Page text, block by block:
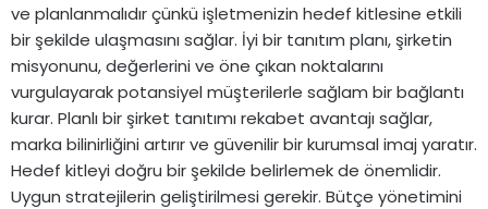
ve planlanmalıdır çünkü işletmenizin hedef kitlesine etkili
bir şekilde ulaşmasını sağlar. İyi bir tanıtım planı, şirketin
misyonunu, değerlerini ve öne çıkan noktalarını
vurgulayarak potansiyel müşterilerle sağlam bir bağlantı
kurar. Planlı bir şirket tanıtımı rekabet avantajı sağlar,
marka bilinirliğini artırır ve güvenilir bir kurumsal imaj yaratır.
Hedef kitleyi doğru bir şekilde belirlemek de önemlidir.
Uygun stratejilerin geliştirilmesi gerekir. Bütçe yönetimini